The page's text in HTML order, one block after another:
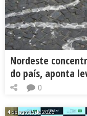
Nordeste
do país, aponta
0
4 de agosto de 2026